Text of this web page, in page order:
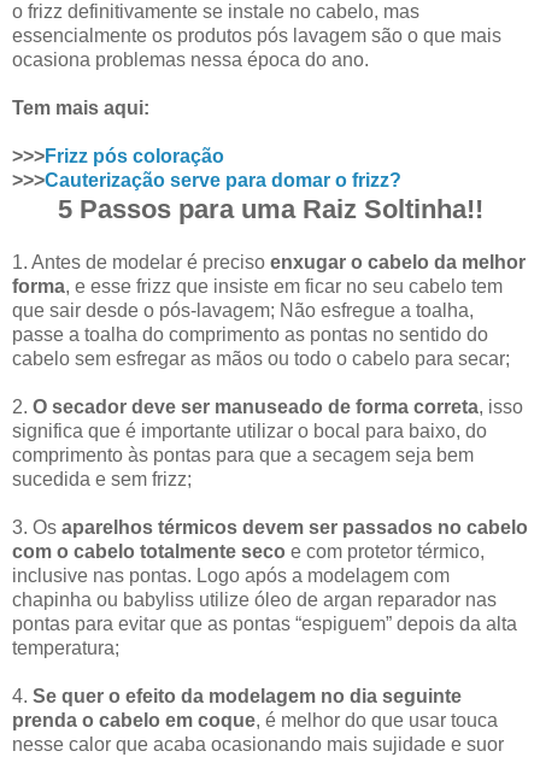
o frizz definitivamente se instale no cabelo, mas
essencialmente os produtos pós lavagem são o que mais
ocasiona problemas nessa época do ano.
Tem mais aqui:
>>>Frizz pós coloração
>>>Cauterização serve para domar o frizz?
5 Passos para uma Raiz Soltinha!!
1. Antes de modelar é preciso enxugar o cabelo da melhor
forma, e esse frizz que insiste em ficar no seu cabelo tem
que sair desde o pós-lavagem; Não esfregue a toalha,
passe a toalha do comprimento as pontas no sentido do
cabelo sem esfregar as mãos ou todo o cabelo para secar;
2. O secador deve ser manuseado de forma correta, isso
significa que é importante utilizar o bocal para baixo, do
comprimento às pontas para que a secagem seja bem
sucedida e sem frizz;
3. Os aparelhos térmicos devem ser passados no cabelo
com o cabelo totalmente seco e com protetor térmico,
inclusive nas pontas. Logo após a modelagem com
chapinha ou babyliss utilize óleo de argan reparador nas
pontas para evitar que as pontas “espiguem” depois da alta
temperatura;
4. Se quer o efeito da modelagem no dia seguinte
prenda o cabelo em coque, é melhor do que usar touca
nesse calor que acaba ocasionando mais sujidade e suor